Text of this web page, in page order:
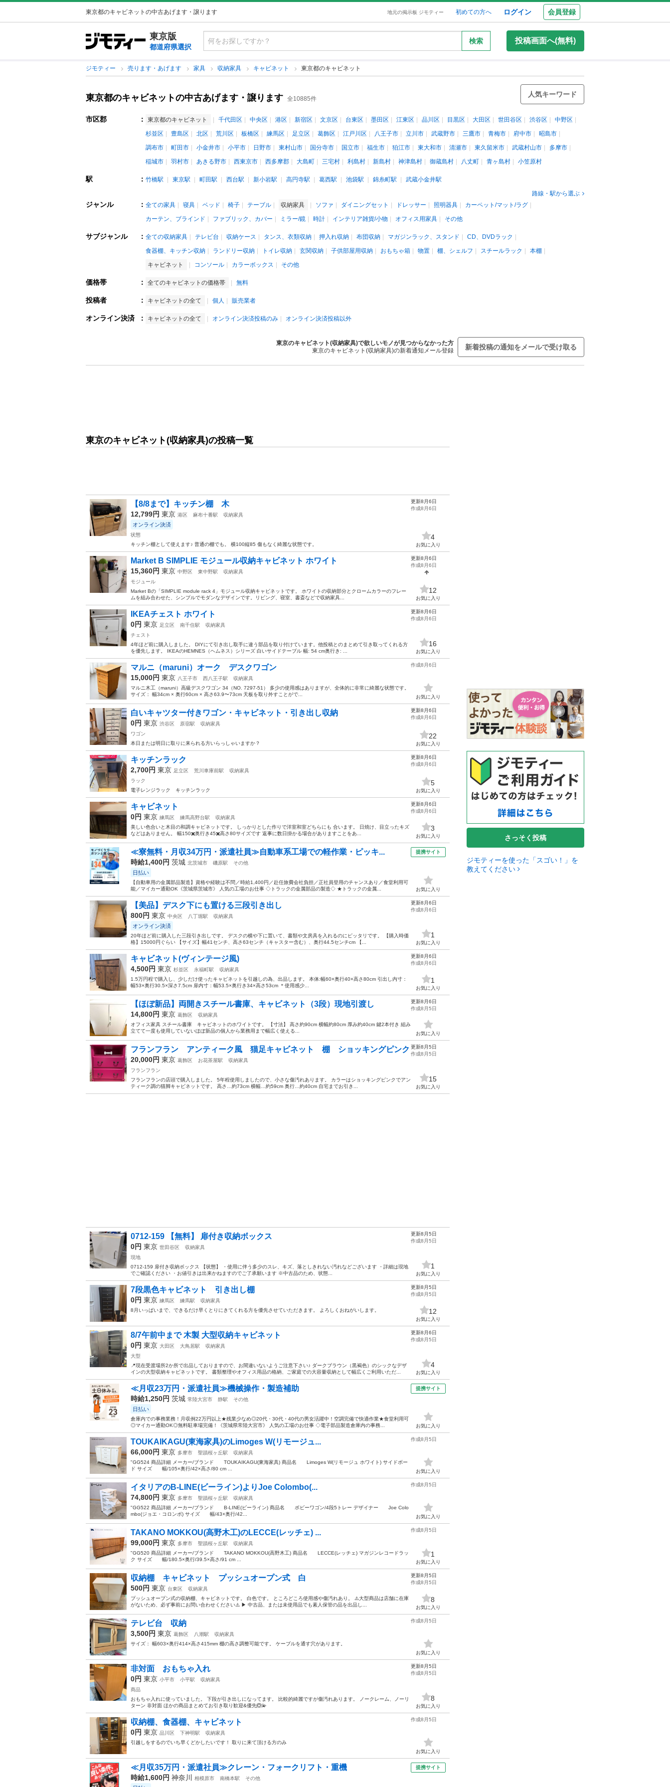
東京都のキャビネットの中古あげます・譲ります 地元の掲示板 ジモティー 初めての方へ ログイン 会員登録
東京版
都道府県選択
検索 投稿画面へ(無料)
ジモティー 売ります・あげます 家具 収納家具 キャビネット 東京都のキャビネット
東京都のキャビネットの中古あげます・譲ります 全10885件
人気キーワード
市区郡 ： 東京都のキャビネット 千代田区 中央区 港区 新宿区 文京区 台東区 墨田区 江東区 品川区 目黒区 大田区 世田谷区 渋谷区
中野区
杉並区
豊島区 北区 荒川区 板橋区 練馬区 足立区 葛飾区 江戸川区 八王子市 立川市 武蔵野市 三鷹市 青梅市 府中市
昭島市
調布市
町田市 小金井市 小平市 日野市 東村山市 国分寺市 国立市 福生市 狛江市 東大和市 清瀬市 東久留米市 武蔵村山市
多摩市
稲城市
羽村市 あきる野市 西東京市 西多摩郡 大島町 三宅村 利島村 新島村 神津島村 御蔵島村 八丈町 青ヶ島村 小笠原村
駅 ： 竹橋駅 東京駅 町田駅 西台駅 新小岩駅 高円寺駅 葛西駅 池袋駅 錦糸町駅
武蔵小金井駅
路線・駅から選ぶ
ジャンル ： 全ての家具 寝具 ベッド 椅子 テーブル 収納家具 ソファ ダイニングセット ドレッサー 照明器具
カーペット/マット/ラグ
カーテン、ブラインド
ファブリック、カバー ミラー/鏡 時計 インテリア雑貨/小物 オフィス用家具 その他
サブジャンル ： 全ての収納家具 テレビ台 収納ケース タンス、衣類収納 押入れ収納 布団収納 マガジンラック、スタンド
CD、DVDラック
食器棚、キッチン収納
ランドリー収納 トイレ収納 玄関収納 子供部屋用収納 おもちゃ箱 物置 棚、シェルフ スチールラック
本棚
キャビネット
コンソール カラーボックス その他
価格帯 ： 全てのキャビネットの価格帯 無料
投稿者 ： キャビネットの全て 個人 販売業者
オンライン決済 ： キャビネットの全て オンライン決済投稿のみ オンライン決済投稿以外
東京のキャビネット(収納家具)で欲しいモノが見つからなかった方
東京のキャビネット(収納家具)の新着通知メール登録
新着投稿の通知をメールで受け取る
東京のキャビネット(収納家具)の投稿一覧
【8/8まで】キッチン棚 木
12,799円 東京 港区 麻布十番駅 収納家具
オンライン決済
状態
キッチン棚として使えます♪ 普通の棚でも。 横100縦85 傷もなく綺麗な状態です。
更新8月6日
作成8月6日
4
お気に入り
Market B SIMPLIE モジュール収納キャビネット ホワイト
15,360円 東京 中野区 東中野駅
収納家具
モジュール
Market Bの「SIMPLIE module rack 4」モジュール収納キャビネットです。 ホワイトの収納部分とクロームカラーのフレー
ムを組み合わせた、シンプルでモダンなデザインです。リビング、寝室、書斎などで収納家具...
更新8月6日
作成8月6日
12
お気に入り
IKEAチェスト ホワイト
0円 東京 足立区 南千住駅
収納家具
チェスト
4年ほど前に購入しました。 DIYにて引き出し取手に違う部品を取り付けています。他投稿とのまとめて引き取ってくれる方
を優先します。 IKEAのHEMNES（ヘムネス）シリーズ 白いサイドテーブル 幅: 54 cm奥行き: ...
更新8月6日
作成8月6日
16
お気に入り
マルニ（maruni）オーク デスクワゴン
15,000円 東京 八王子市 西八王子駅
収納家具
マルニ木工（maruni）高級デスクワゴン 34（NO. 7297-51） 多少の使用感はありますが、全体的に非常に綺麗な状態です。
サイズ： 幅34cm × 奥行60cm × 高さ63.9〜73cm 天板を取り外すことがで...
作成8月6日
お気に入り
白いキャツター付きワゴン・キャビネット・引き出し収納
0円 東京 渋谷区 原宿駅
収納家具
ワゴン
本日または明日に取りに来られる方いらっしゃいますか？
更新8月6日
作成8月6日
22
お気に入り
キッチンラック
2,700円 東京 足立区 荒川車庫前駅
収納家具
ラック
電子レンジラック キッチンラック
更新8月6日
作成8月6日
5
お気に入り
キャビネット
0円 東京 練馬区 練馬高野台駅
収納家具
美しい色合いと木目の和調キャビネットです。 しっかりとした作りで洋室和室どちらにも 合います。 日焼け、目立ったキズ
などはありません。 幅150✖️奥行き45✖️高さ80サイズです 返事に数日掛かる場合がありますことをあ...
更新8月6日
作成8月6日
3
お気に入り
≪寮無料・月収34万円・派遣社員≫自動車系工場での軽作業・ピッキ...
時給1,400円 茨城 北茨城市 磯原駅 その他
日払い
【自動車用の金属部品製造】資格や経験は不問／時給1,400円／赴任旅費会社負担／正社員登用のチャンスあり／食堂利用可
能／マイカー通勤OK《茨城県茨城市》 人気の工場のお仕事 ◇トラックの金属部品の製造◇ ★トラックの金属...
提携サイト
お気に入り
【美品】デスク下にも置ける三段引き出し
800円 東京 中央区 八丁堀駅 収納家具
オンライン決済
20年ほど前に購入した三段引き出しです。 デスクの横や下に置いて、書類や文房具を入れるのにピッタリです。 【購入時価
格】15000円ぐらい 【サイズ】幅41センチ、高さ63センチ（キャスター含む）、奥行44.5センチcm 【...
更新8月6日
作成8月6日
1
お気に入り
キャビネット(ヴィンテージ風)
4,500円 東京 杉並区 永福町駅
収納家具
1.5万円程で購入し、少しだけ使ったキャビネットを引越しの為、出品します。 本体:幅60×奥行40×高さ80cm 引出し内寸：
幅53×奥行30.5×深さ7.5cm 扉内寸：幅53.5×奥行き34×高さ53cm ＊使用感少...
更新8月6日
作成8月6日
1
お気に入り
【ほぼ新品】両開きスチール書庫、キャビネット（3段）現地引渡し
14,800円 東京 葛飾区
収納家具
オフィス家具 スチール書庫 キャビネットのホワイトです。 【寸法】 高さ約90cm 横幅約80cm 厚み約40cm 鍵2本付き 組み
立てて一度も使用していないほぼ新品の個人から業務用まで幅広く使える...
更新8月6日
作成8月5日
お気に入り
フランフラン アンティーク風 猫足キャビネット 棚 ショッキングピンク
20,000円 東京 葛飾区 お花茶屋駅
収納家具
フランフラン
フランフランの店頭で購入しました。 5年程使用しましたので、小さな傷汚れあります。 カラーはショッキングピンクでアン
ティーク調の猫脚キャビネットです。 高さ…約73cm 横幅…約59cm 奥行…約40cm 自宅までお引き...
更新8月5日
作成8月5日
15
お気に入り
0712-159 【無料】 扉付き収納ボックス
0円 東京 世田谷区
収納家具
現地
0712-159 扉付き収納ボックス 【状態】 ・使用に伴う多少のスレ、キズ、落としきれない汚れなどございます ・詳細は現地
でご確認ください ・お値引きは出来かねますのでご了承願います ※中古品のため、状態...
更新8月5日
作成8月5日
1
お気に入り
7段黒色キャビネット 引き出し棚
0円 東京 練馬区 練馬駅
収納家具
8月いっぱいまで、できるだけ早くとりにきてくれる方を優先させていただきます。 よろしくおねがいします。
更新8月5日
作成8月5日
12
お気に入り
8/7午前中まで 木製 大型収納キャビネット
0円 東京 大田区 大鳥居駅
収納家具
大型
📍現在受渡場所2か所で出品しておりますので、お間違いないようご注意下さい♪ ダークブラウン（黒褐色）のシックなデザ
インの大型収納キャビネットです。 書類整理やオフィス用品の格納、ご家庭での大容量収納として幅広くご利用いただ...
更新8月6日
作成8月5日
4
お気に入り
≪月収23万円・派遣社員≫機械操作・製造補助
時給1,250円 茨城 常陸大宮市 静駅 その他
日払い
倉庫内での事務業務！月収例22万円以上★残業少なめ◎20代・30代・40代の男女活躍中！空調完備で快適作業★食堂利用可
◎マイカー通勤OK◎無料駐車場完備！《茨城県常陸大宮市》 人気の工場のお仕事 ◇電子部品製造倉庫内の事務...
提携サイト
お気に入り
TOUKAIKAGU(東海家具)のLimoges W(リモージュ...
66,000円 東京 多摩市 聖蹟桜ヶ丘駅
収納家具
"GG524 商品詳細 メーカー/ブランド TOUKAIKAGU(東海家具) 商品名 Limoges W(リモージュ ホワイト) サイドボー
ド サイズ 幅/105×奥行/42×高さ/80 cm ...
作成8月5日
お気に入り
イタリアのB-LINE(ビーライン)よりJoe Colombo(...
74,800円 東京 多摩市 聖蹟桜ヶ丘駅
収納家具
"GG522 商品詳細 メーカー/ブランド B-LINE(ビーライン) 商品名 ボビーワゴン/4段5トレー デザイナー Joe Colo
mbo(ジョエ・コロンボ) サイズ 幅/43×奥行/42...
作成8月5日
お気に入り
TAKANO MOKKOU(高野木工)のLECCE(レッチェ) ...
99,000円 東京 多摩市 聖蹟桜ヶ丘駅
収納家具
"GG520 商品詳細 メーカー/ブランド TAKANO MOKKOU(高野木工) 商品名 LECCE(レッチェ) マガジンレコードラッ
ク サイズ 幅/180.5×奥行/39.5×高さ/91 cm ...
作成8月5日
1
お気に入り
収納棚 キャビネット プッシュオープン式 白
500円 東京 台東区
収納家具
プッシュオープン式の収納棚、キャビネットです。 白色です。 ところどころ使用感や傷汚れあり。 ⚠️大型商品は店舗に在庫
がないため、必ず事前にお問い合わせください⚠️ ▶ 中古品、または未使用品でも素人保管の品を出品し...
更新8月5日
作成8月5日
8
お気に入り
テレビ台 収納
3,500円 東京 葛飾区 八潮駅
収納家具
サイズ： 幅603×奥行414×高さ415mm 棚の高さ調整可能です。 ケーブルを通す穴があります。
作成8月5日
お気に入り
非対面 おもちゃ入れ
0円 東京 小平市 小平駅
収納家具
商品
おもちゃ入れに使っていました。 下段が引き出しになってます。 比較的綺麗ですが傷汚れあります。 ノークレーム、ノーリ
ターン 非対面 ほかの商品まとめてお引き取り歓迎&優先🙆💫
更新8月5日
作成8月5日
8
お気に入り
収納棚、食器棚、キャビネット
0円 東京 品川区 下神明駅
収納家具
引越しをするのでいち早くどかしたいです！ 取りに来て頂ける方のみ
作成8月5日
お気に入り
≪月収35万円・派遣社員≫クレーン・フォークリフト・重機
時給1,600円 神奈川 相模原市 南橋本駅 その他
提携サイト
さっそく投稿
ジモティーを使った「スゴい！」を
教えてください